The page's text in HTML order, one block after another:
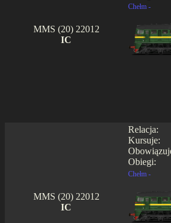
MMS (20) 22012
IC
Chełm -
Relacja:
Kursuje:
Obiegi:
MMS (20) 22012
IC
Chełm -